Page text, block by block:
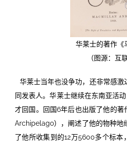
华莱士的著作《
（图源：互
华莱士当年也没争功，还非常感
同发表人。华莱士继续在东南亚活
才回国。回国6年后也出版了他的
Archipelago），阐述了他的物种地
了他所收集到的12万5600多个标本